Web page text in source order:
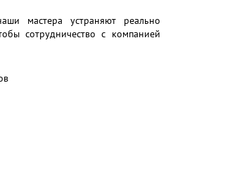
мастера устраняют реально
сотрудничество с компанией